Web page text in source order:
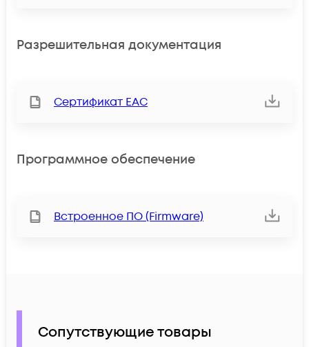
Разрешительная документация
Сертификат ЕАС
Программное обеспечение
Встроенное ПО (Firmware)
Сопутствующие товары